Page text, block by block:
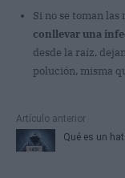
Si no se toman
conllevar una
desde la raíz,
polución, misma
Artículo anterior
Qué es un